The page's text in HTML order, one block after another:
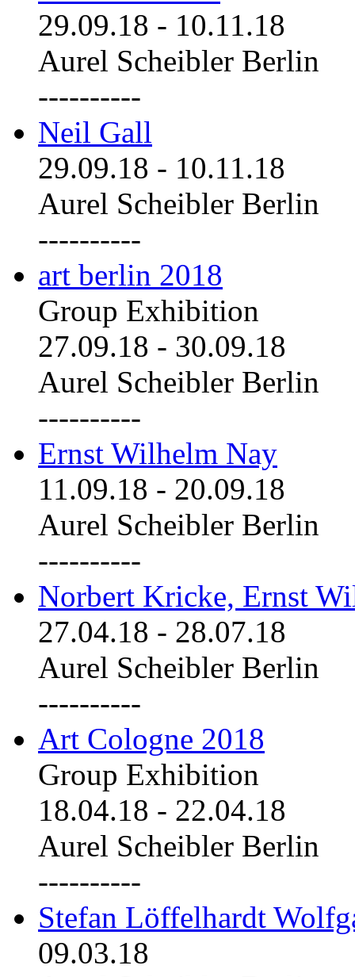
29.09.18 - 10.11.18
Aurel Scheibler Berlin
----------
Neil Gall
29.09.18 - 10.11.18
Aurel Scheibler Berlin
----------
art berlin 2018
Group Exhibition
27.09.18 - 30.09.18
Aurel Scheibler Berlin
----------
Ernst Wilhelm Nay
11.09.18 - 20.09.18
Aurel Scheibler Berlin
----------
Norbert Kricke, Ernst
27.04.18 - 28.07.18
Aurel Scheibler Berlin
----------
Art Cologne 2018
Group Exhibition
18.04.18 - 22.04.18
Aurel Scheibler Berlin
----------
Stefan Löffelhardt
09.03.18